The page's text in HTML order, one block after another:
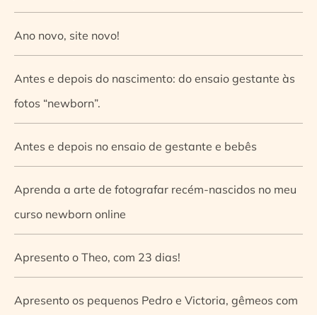
Ano novo, site novo!
Antes e depois do nascimento: do ensaio gestante às
fotos “newborn”.
Antes e depois no ensaio de gestante e bebês
Aprenda a arte de fotografar recém-nascidos no meu
curso newborn online
Apresento o Theo, com 23 dias!
Apresento os pequenos Pedro e Victoria, gêmeos com